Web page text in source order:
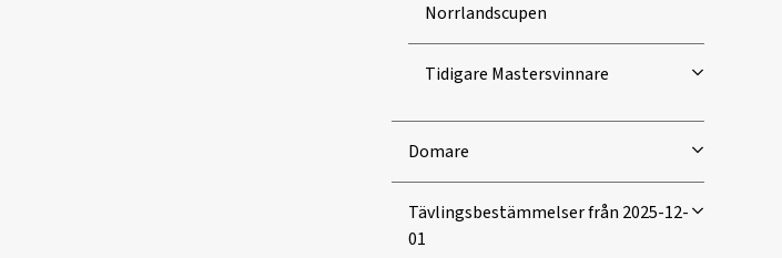
Norrlandscupen
Tidigare Mastersvinnare
Domare
Tävlingsbestämmelser från 2025-12-
01